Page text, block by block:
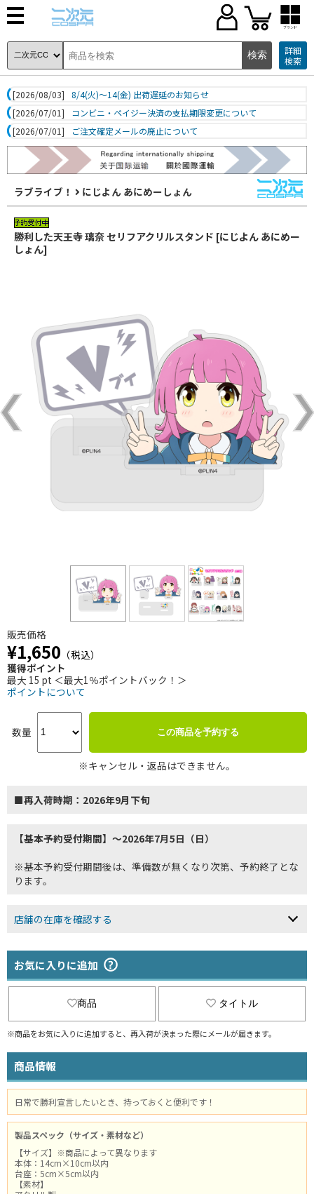
ブランド
詳細
検索
[2026/08/03]
8/4(火)～14(金) 出荷遅延のお知らせ
[2026/07/01]
コンビニ・ペイジー決済の支払期限変更について
[2026/07/01]
ご注文確定メールの廃止について
ラブライブ！ にじよん あにめーしょん
勝利した天王寺 璃奈 セリフアクリルスタンド [にじよん あにめー
しょん]
販売価格
¥1,650 （税込）
獲得ポイント
最大 15 pt ＜最大1％ポイントバック！＞
ポイントについて
数量 この商品を予約する
※キャンセル・返品はできません。
■再入荷時期：2026年9月下旬
【基本予約受付期間】～2026年7月5日（日）
※基本予約受付期間後は、準備数が無くなり次第、予約終了とな
ります。
店舗の在庫を確認する
お気に入りに追加
商品 タイトル
※商品をお気に入りに追加すると、再入荷が決まった際にメールが届きます。
商品情報
日常で勝利宣言したいとき、持っておくと便利です！
製品スペック（サイズ・素材など）
【サイズ】※商品によって異なります
本体：14cm×10cm以内
台座：5cm×5cm以内
【素材】